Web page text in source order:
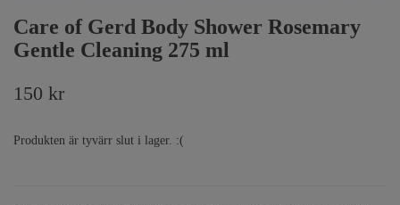
Care of Gerd Body Shower Rosemary
Gentle Cleaning 275 ml
150 kr
Produkten är tyvärr slut i lager. :(